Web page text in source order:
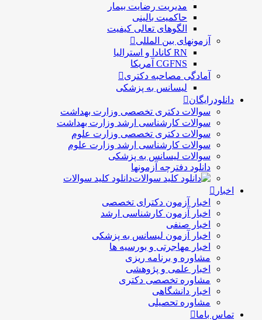
مديريت رضايت بيمار
حاكميت بالينی
الگوهای تعالی کيفيت
آزمونهای بین المللی
RN کانادا و استرالیا
CGFNS آمریکا
آمادگی مصاحبه دکتری
لیسانس به پزشکی
دانلودرایگان
سوالات دکتری تخصصی وزارت بهداشت
سوالات کارشناسی ارشد وزارت بهداشت
سوالات دکتری تخصصی وزارت علوم
سوالات کارشناسی ارشد وزارت علوم
سوالات لیسانس به پزشکی
دانلود دفترچه آزمونها
دانلود کلید سوالات
اخبار
اخبار آزمون دکترای تخصصی
اخبار آزمون کارشناسی ارشد
اخبار صنفی
اخبار آزمون لیسانس به پزشکی
اخبار مهاجرتی و بورسیه ها
مشاوره و برنامه ریزی
اخبار علمی و پژوهشی
مشاوره تخصصی دکتری
اخبار دانشگاهی
مشاوره تحصیلی
تماس باما